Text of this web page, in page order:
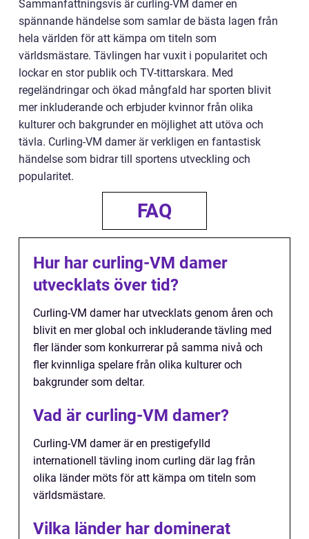
Sammanfattningsvis är curling-VM damer en
spännande händelse som samlar de bästa lagen från
hela världen för att kämpa om titeln som
världsmästare. Tävlingen har vuxit i popularitet och
lockar en stor publik och TV-tittarskara. Med
regeländringar och ökad mångfald har sporten blivit
mer inkluderande och erbjuder kvinnor från olika
kulturer och bakgrunder en möjlighet att utöva och
tävla. Curling-VM damer är verkligen en fantastisk
händelse som bidrar till sportens utveckling och
popularitet.
FAQ
Hur har curling-VM damer
utvecklats över tid?
Curling-VM damer har utvecklats genom åren och
blivit en mer global och inkluderande tävling med
fler länder som konkurrerar på samma nivå och
fler kvinnliga spelare från olika kulturer och
bakgrunder som deltar.
Vad är curling-VM damer?
Curling-VM damer är en prestigefylld
internationell tävling inom curling där lag från
olika länder möts för att kämpa om titeln som
världsmästare.
Vilka länder har dominerat